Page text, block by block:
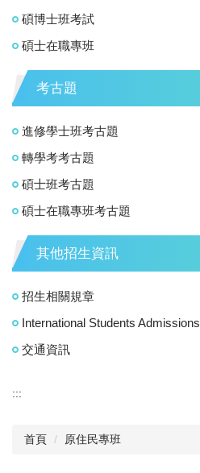
碩博士班考試
碩士在職專班
考古題
進修學士班考古題
轉學考考古題
碩士班考古題
碩士在職專班考古題
其他招生資訊
招生相關規章
International Students Admissions
交通資訊
:::
首頁 原住民專班